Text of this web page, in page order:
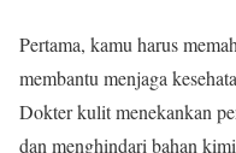
Pertama, kamu harus
membantu menjaga
Dokter kulit menekankan
dan menghindari bahan